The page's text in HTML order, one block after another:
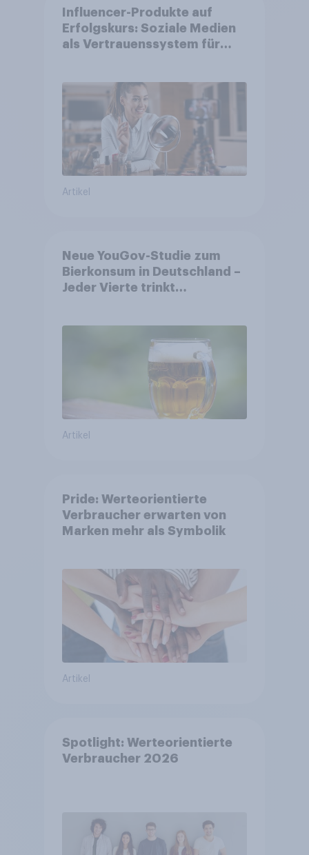
Influencer-Produkte auf
Erfolgskurs: Soziale Medien
als Vertrauenssystem für
Artikel
Neue YouGov-Studie zum
Bierkonsum in Deutschland –
Jeder Vierte trinkt
wächst um über 23 Prozent
Artikel
Pride: Werteorientierte
Verbraucher erwarten von
Marken mehr als Symbolik
Artikel
Spotlight: Werteorientierte
Verbraucher 2026